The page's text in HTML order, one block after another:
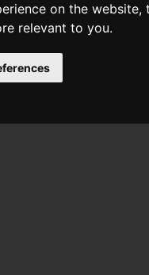
on the website,
relevant to you.